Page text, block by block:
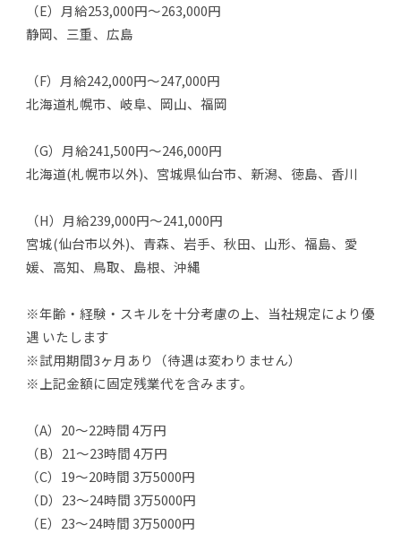
（E）月給253,000円～263,000円
静岡、三重、広島
（F）月給242,000円～247,000円
北海道札幌市、岐阜、岡山、福岡
（G）月給241,500円～246,000円
北海道(札幌市以外)、宮城県仙台市、新潟、徳島、香川
（H）月給239,000円～241,000円
宮城(仙台市以外)、青森、岩手、秋田、山形、福島、愛
媛、高知、鳥取、島根、沖縄
※年齢・経験・スキルを十分考慮の上、当社規定により優
遇 いたします
※試用期間3ヶ月あり（待遇は変わりません）
※上記金額に固定残業代を含みます。
（A）20～22時間 4万円
（B）21～23時間 4万円
（C）19～20時間 3万5000円
（D）23～24時間 3万5000円
（E）23～24時間 3万5000円